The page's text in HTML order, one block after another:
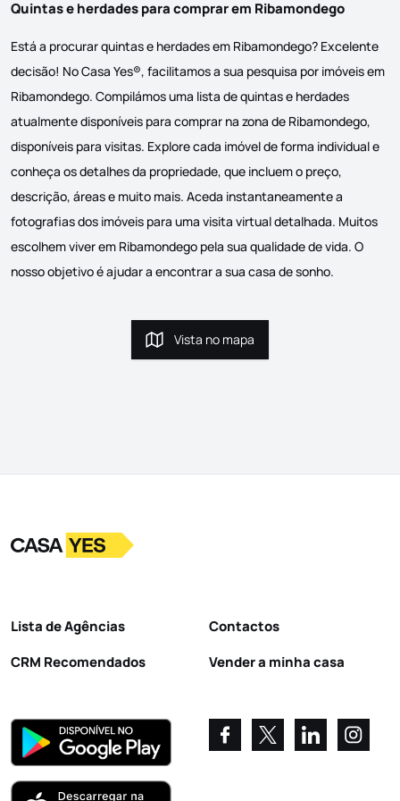
Quintas e herdades para comprar em Ribamondego
Está a procurar quintas e herdades em Ribamondego? Excelente
decisão! No Casa Yes®, facilitamos a sua pesquisa por imóveis em
Ribamondego. Compilámos uma lista de quintas e herdades
atualmente disponíveis para comprar na zona de Ribamondego,
disponíveis para visitas. Explore cada imóvel de forma individual e
conheça os detalhes da propriedade, que incluem o preço,
descrição, áreas e muito mais. Aceda instantaneamente a
fotografias dos imóveis para uma visita virtual detalhada. Muitos
escolhem viver em Ribamondego pela sua qualidade de vida. O
nosso objetivo é ajudar a encontrar a sua casa de sonho.
Vista no mapa
Vista no mapa
LogoIr para a homepage
Lista de Agências
CRM Recomendados
Contactos
Vender a minha casa